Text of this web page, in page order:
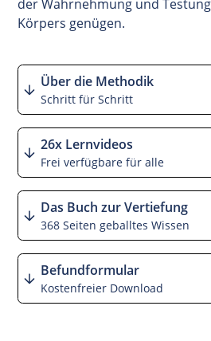
der Wahrnehmung und
Körpers genügen.
Über die Methodik
Schritt für Schritt
26x Lernvideos
Frei verfügbare für alle
Das Buch zur Vertiefung
368 Seiten geballtes Wissen
Befundformular
Kostenfreier Download